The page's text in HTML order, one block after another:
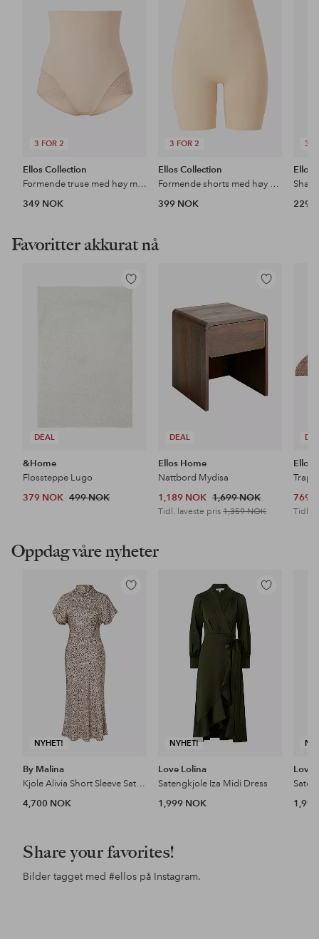
3 FOR 2
favoritter
Ellos Collection
Formende truse med høy midje - medium støtte
349 NOK
3 FOR 2
favoritter
Ellos Collection
Formende shorts med høy midje - medium support
399 NOK
3
Ellos
229
Favoritter akkurat nå
DEAL
Legg
&Home
Flossteppe Lugo
379 NOK 499 NOK
DEAL
Legg
favoritter
Ellos Home
Nattbord Mydisa
1,189 NOK 1,699 NOK
Tidl. laveste pris1,359 NOK
Ellos
769
Tidl.
Oppdag våre nyheter
NYHET!
Legg
By Malina
Kjole Alivia Short Sleeve Satin Midi Dress
4,700 NOK
NYHET!
Legg
Love Lolina
Satengkjole Iza Midi Dress
1,999 NOK
Love
Share your favorites!
Bilder tagget med #ellos på Instagram.